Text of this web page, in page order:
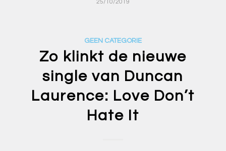
25/10/2019
GEEN CATEGORIE
Zo klinkt de nieuwe
single van Duncan
Laurence: Love Don’t
Hate It